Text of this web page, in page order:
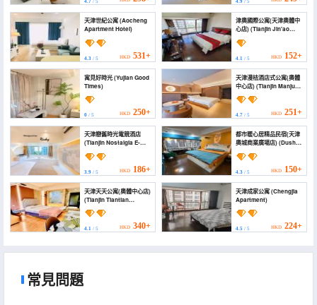
4.7 / 5 4.9/ 5
天津世紀公寓 (Aocheng
Apartment Hotel)
4.3 / 5 HKD 531+
津奧國際公寓(天津奧體中
心店) (Tianjin Jin'ao
Apartment)
4.1/ 5 HKD 152+
寓見好時光 (Yujian Good
Times)
0 / 5 HKD 250+
天津漫桔酒店式公寓(奧體
中心店) (Tianjin Manju
Serviced Apartment
(Olympic Sports
Center))
4.7/ 5 HKD 251+
天津戀舊時光電競酒店
(Tianjin Nostalgia E-
Sports Hotel)
3.9 / 5 HKD 186+
都市暖心居精品民宿(天津
奧城商業廣場店) (Dushi
Nuanxin Ju Boutique
Homestay (Tianjin
Aocheng Commercial
Plaza))
4.3/ 5 HKD 150+
天津天天公寓(奧體中心店)
(Tianjin Tiantian
Apartment (Olympic
Sports Center))
4.1 / 5 HKD 340+
天津成家公寓 (Chengjia
Apartment)
4.5/ 5 HKD 224+
常見問題